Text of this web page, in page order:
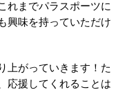
れまでパラスポーツに
興味を持っていただけ
上がっていきます！た
応援してくれることは